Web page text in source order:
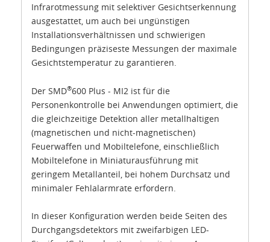
Infrarotmessung mit selektiver Gesichtserkennung
ausgestattet, um auch bei ungünstigen
Installationsverhältnissen und schwierigen
Bedingungen präziseste Messungen der maximale
Gesichtstemperatur zu garantieren.
Der SMD®600 Plus - MI2 ist für die
Personenkontrolle bei Anwendungen optimiert, die
die gleichzeitige Detektion aller metallhaltigen
(magnetischen und nicht-magnetischen)
Feuerwaffen und Mobiltelefone, einschließlich
Mobiltelefone in Miniaturausführung mit
geringem Metallanteil, bei hohem Durchsatz und
minimaler Fehlalarmrate erfordern.
In dieser Konfiguration werden beide Seiten des
Durchgangsdetektors mit zweifarbigen LED-